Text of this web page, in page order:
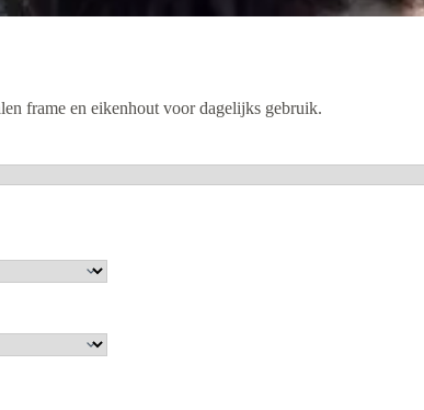
frame en eikenhout voor dagelijks gebruik.